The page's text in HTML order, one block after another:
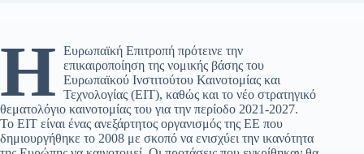
Η Ευρωπαϊκή Επιτροπή πρότεινε την
επικαιροποίηση της νομικής βάσης του
Ευρωπαϊκού Ινστιτούτου Καινοτομίας και
Τεχνολογίας (ΕΙΤ), καθώς και το νέο στρατηγικό
θεματολόγιο καινοτομίας του για την περίοδο 2021-2027.
Το EIT είναι ένας ανεξάρτητος οργανισμός της ΕΕ που
δημιουργήθηκε το 2008 με σκοπό να ενισχύει την ικανότητα